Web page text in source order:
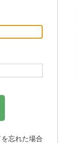
忘れた場合